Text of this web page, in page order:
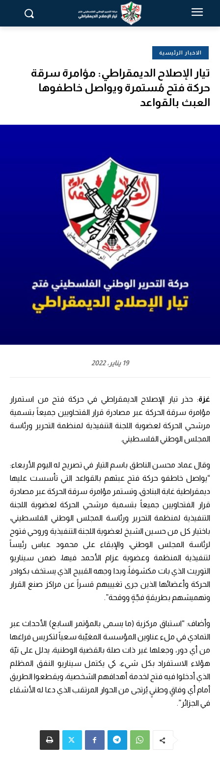
الاخبار الرئيسية
تيار الإصلاح الديمقراطي: مؤامرة سرقة
حركة فتح مُستمرة ويواصل خاطفوها
العبث بالقواعد
19 يناير، 2022
غزة: حذر تيار الإصلاح الديمقراطي في حركة فتح من استمرار
مؤامرة سرقة الحركة عبر مصادرة قرار الفتحاويين جميعاً بتسمية
مرشحي الحركة لعضوية اللجنة التنفيذية لمنظمة التحرير ورئاسة
المجلس الوطني الفلسطيني.
وقال عماد محسن الناطق باسم التيار في تصريح له اليوم الأربعاء:
“يواصل خاطفو حركة فتح عبثهم بالقواعد التي تأسست عليها
ديمقراطية غابة البنادق، وتستمر مؤامرة سرقة الحركة عبر مصادرة
قرار الفتحاويين جميعاً بتسمية مرشحي الحركة لعضوية اللجنة
التنفيذية لمنظمة التحرير ورئاسة المجلس الوطني الفلسطيني،
باختيار كل من حسين الشيخ لعضوية اللجنة التنفيذية وروحي فتوح
لرئاسة المجلس الوطني، والإبقاء على محمود عباس رئيساً
لتنفيذية المنظمة وعضوية عزام الأحمد فيها، ضمن سيناريو
التوريث الذي بات مكشوفاً، وبدا وجهه القبيح الذي يستخف بكوادر
الحركة وأعضائها الذين جرى تغييبهم قسراً عن مراكز صنع القرار
وتهميشهم بطريقةٍ فجّةٍ ووقحة”.
وأضاف: “استباق مركزية (ما يسمى بالمؤتمر السابع) الأحداث عبر
التمادي في ملء عناوين المؤسسة المغيّبة سعياً لتكريس فراغها
من أي دور، وجعلها غير ذات صلة بالقضية الوطنية، يدلل على نيّة
هؤلاء الاستفراد بكل شيء، كي يكتمل سيناريو النفق المظلم
الذي أدخلوا فيه فتح لخدمة أهدافهم الشخصية، ويقطعوا الطريق
أمام أي وفاقٍ وطنيٍ يُرتجى من الحوار المرتقب الذي دعا له الأشقاء
في الجزائر”.